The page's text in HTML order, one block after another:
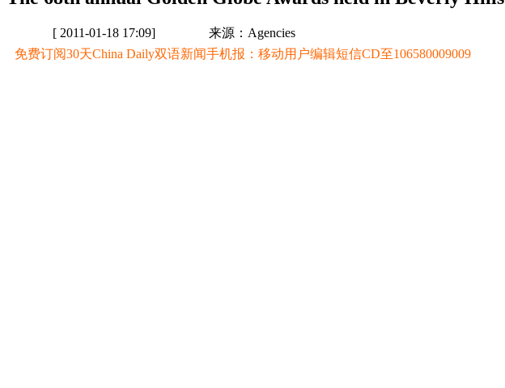
[ 2011-01-18 17:09] 来源：Agencies
免费订阅30天China Daily双语新闻手机报：移动用户编辑短信CD至106580009009